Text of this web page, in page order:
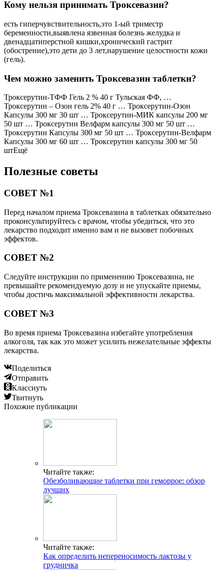
Кому нельзя принимать Троксевазин?
есть гиперчувствительность,это 1-ый триместр
беременности,выявлена язвенная болезнь желудка и
двенадцатиперстной кишки,хронический гастрит
(обострение),это дети до 3 лет,нарушение целостности кожи
(гель).
Чем можно заменить Троксевазин таблетки?
Троксерутин-ТФФ Гель 2 % 40 г Тульская ФФ, …
Троксерутин – Озон гель 2% 40 г … Троксерутин-Озон
Капсулы 300 мг 30 шт … Троксерутин-МИК капсулы 200 мг
50 шт … Троксерутин Велфарм капсулы 300 мг 50 шт …
Троксерутин Капсулы 300 мг 50 шт … Троксерутин-Велфарм
Капсулы 300 мг 60 шт … Троксерутин капсулы 300 мг 50
штЕщё
Полезные советы
СОВЕТ №1
Перед началом приема Троксевазина в таблетках обязательно
проконсультируйтесь с врачом, чтобы убедиться, что это
лекарство подходит именно вам и не вызовет побочных
эффектов.
СОВЕТ №2
Следуйте инструкции по применению Троксевазина, не
превышайте рекомендуемую дозу и не упускайте приемы,
чтобы достичь максимальной эффективности лекарства.
СОВЕТ №3
Во время приема Троксевазина избегайте употребления
алкоголя, так как это может усилить нежелательные эффекты
лекарства.
Поделиться
Отправить
Класснуть
Твитнуть
Похожие публикации
Читайте также:
Обезболивающие таблетки при геморрое: обзор
лучших
Читайте также:
Как определить непереносимость лактозы у
грудничка